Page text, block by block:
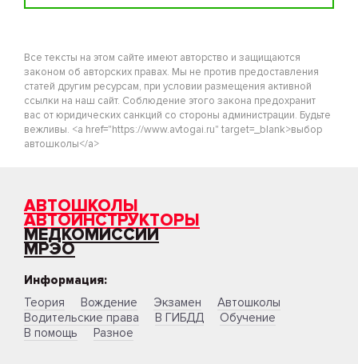
Все тексты на этом сайте имеют авторство и защищаются
законом об авторских правах. Мы не против предоставления
статей другим ресурсам, при условии размещения активной
ссылки на наш сайт. Соблюдение этого закона предохранит
вас от юридических санкций со стороны администрации. Будьте
вежливы. <a href="https://www.avtogai.ru" target=_blank>выбор
автошколы</a>
АВТОШКОЛЫ
АВТОИНСТРУКТОРЫ
МЕДКОМИССИИ
МРЭО
Информация:
Теория
Вождение Экзамен
Автошколы
Водительские права
В ГИБДД
Обучение
В помощь
Разное